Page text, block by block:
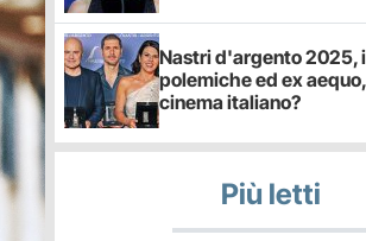
Nastri d'argento 2025,
polemiche ed ex
cinema italiano?
Più letti